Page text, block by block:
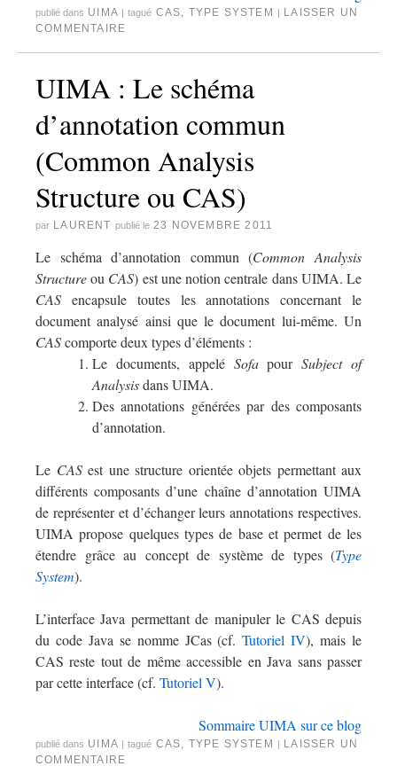
publié dans UIMA | tagué CAS, TYPE SYSTEM | LAISSER UN
COMMENTAIRE
UIMA : Le schéma
d’annotation commun
(Common Analysis
Structure ou CAS)
par LAURENT publié le 23 NOVEMBRE 2011
Le schéma d’annotation commun (Common Analysis
Structureou CAS) est une notion centrale dans UIMA. Le
CAS encapsule toutes les annotations concernant le
document analysé ainsi que le document lui-même. Un
CAScomporte deux types d’éléments :
Le documents, appelé SofapourSubject of
Analysisdans UIMA.
Des annotations générées par des composants
d’annotation.
Le CASest une structure orientée objets permettant aux
différents composants d’une chaîne d’annotation UIMA
de représenter et d’échanger leurs annotations respectives.
UIMA propose quelques types de base et permet de les
étendre grâce au concept de système de types (Type
System).
L’interface Java permettant de manipuler le CAS depuis
du code Java se nomme JCas (cf.Tutoriel IV), mais le
CAS reste tout de même accessible en Java sans passer
par cette interface (cf. Tutoriel V).
Sommaire UIMA sur ce blog
publié dans UIMA | tagué CAS, TYPE SYSTEM | LAISSER UN
COMMENTAIRE